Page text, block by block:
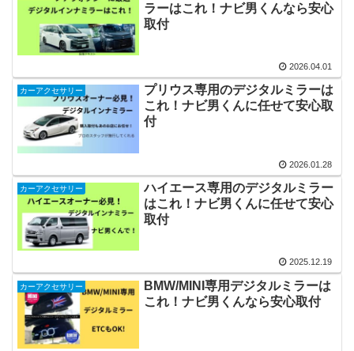
ラーはこれ！ナビ男くんなら安心
取付
2026.04.01
カーアクセサリー
プリウス専用のデジタルミラーは
これ！ナビ男くんに任せて安心取
付
2026.01.28
カーアクセサリー
ハイエース専用のデジタルミラー
はこれ！ナビ男くんに任せて安心
取付
2025.12.19
カーアクセサリー
BMW/MINI専用デジタルミラーは
これ！ナビ男くんなら安心取付